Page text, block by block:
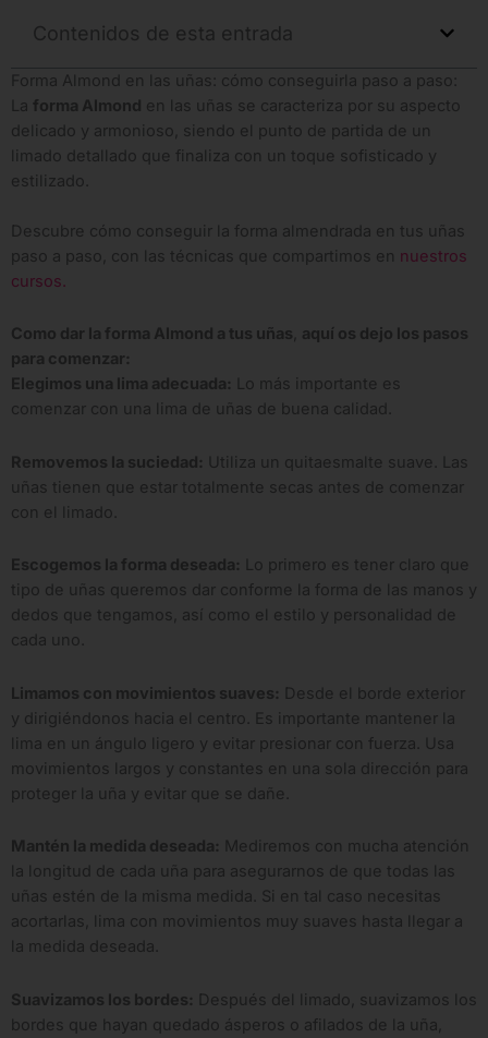
Contenidos de esta entrada
Forma Almond en las uñas: cómo conseguirla paso a paso:
La forma Almond en las uñas se caracteriza por su aspecto
delicado y armonioso, siendo el punto de partida de un
limado detallado que finaliza con un toque sofisticado y
estilizado.
Descubre cómo conseguir la forma almendrada en tus uñas
paso a paso, con las técnicas que compartimos en nuestros
cursos.
Como dar la forma Almond a tus uñas aquí os dejo los pasos
para comenzar:
Elegimos una lima adecuada: Lo más importante es
comenzar con una lima de uñas de buena calidad.
Removemos la suciedad: Utiliza un quitaesmalte suave. Las
uñas tienen que estar totalmente secas antes de comenzar
con el limado.
Escogemos la forma deseada: Lo primero es tener claro que
tipo de uñas queremos dar conforme la forma de las manos y
dedos que tengamos, así como el estilo y personalidad de
cada uno.
Limamos con movimientos suaves: Desde el borde exterior
y dirigiéndonos hacia el centro. Es importante mantener la
lima en un ángulo ligero y evitar presionar con fuerza. Usa
movimientos largos y constantes en una sola dirección para
proteger la uña y evitar que se dañe.
Mantén la medida deseada: Mediremos con mucha atención
la longitud de cada uña para asegurarnos de que todas las
uñas estén de la misma medida. Si en tal caso necesitas
acortarlas, lima con movimientos muy suaves hasta llegar a
la medida deseada.
Suavizamos los bordes: Después del limado, suavizamos los
bordes que hayan quedado ásperos o afilados de la uña,